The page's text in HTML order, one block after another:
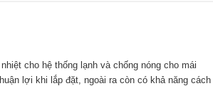
cho hệ thống lạnh và chống nóng cho mái
lợi khi lắp đặt, ngoài ra còn có khả năng cách